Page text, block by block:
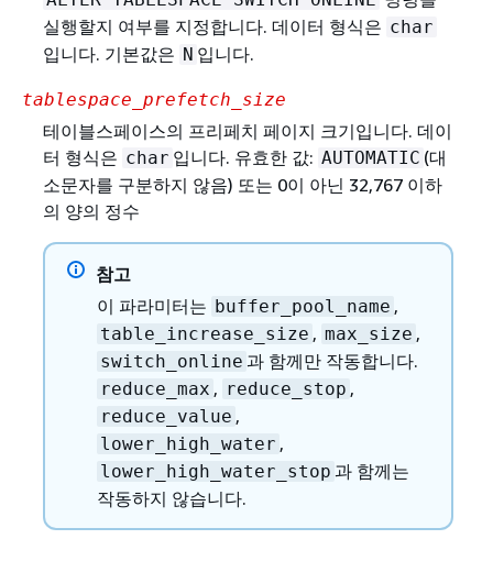
실행할지 여부를 지정합니다. 데이터 형식은 char
입니다. 기본값은 N 입니다.
tablespace_prefetch_size
테이블스페이스의 프리페치 페이지 크기입니다. 데이
터 형식은 char 입니다. 유효한 값: AUTOMATIC (대
소문자를 구분하지 않음) 또는 0이 아닌 32,767 이하
의 양의 정수
참고
이 파라미터는 buffer_pool_name ,
table_increase_size , max_size ,
switch_online 과 함께만 작동합니다.
reduce_max , reduce_stop ,
reduce_value ,
lower_high_water ,
lower_high_water_stop 과 함께는
작동하지 않습니다.